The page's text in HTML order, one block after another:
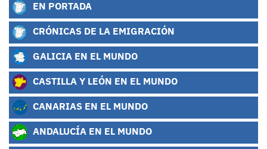
EN PORTADA
CRÓNICAS DE LA EMIGRACIÓN
GALICIA EN EL MUNDO
CASTILLA Y LEÓN EN EL MUNDO
CANARIAS EN EL MUNDO
ANDALUCÍA EN EL MUNDO